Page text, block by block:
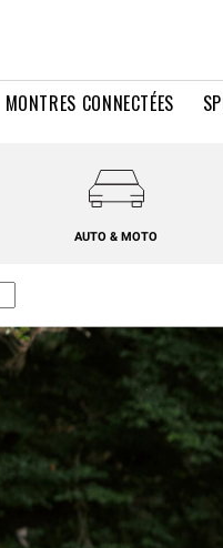
MONTRES CONNECTÉES
AUTO & MOTO